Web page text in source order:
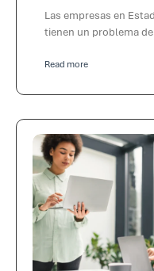
Las empresas en
tienen un problema
Read more